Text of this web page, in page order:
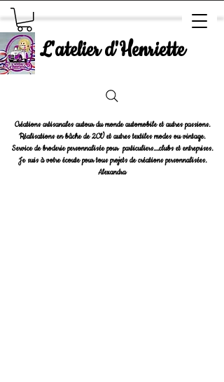
L'atelier d'Henriette
Créations artisanales autour du monde automobile et autres passions.
Réalisations en bâche de 2CV et autres textiles modes ou vintage.
Service de broderie personnalisée pour particuliers....clubs et entreprises.
Je suis à votre écoute pour tous projets de créations personnalisées.
Alexandra